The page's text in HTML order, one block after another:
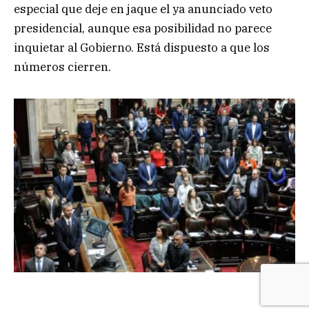
especial que deje en jaque el ya anunciado veto
presidencial, aunque esa posibilidad no parece
inquietar al Gobierno. Está dispuesto a que los
números cierren.